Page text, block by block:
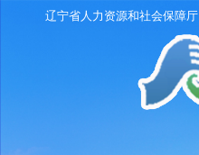
辽宁省人力资源和社会保障厅